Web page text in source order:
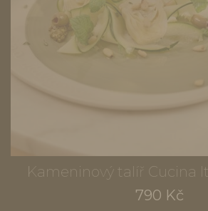
Kameninový talíř Cucina
790 Kč